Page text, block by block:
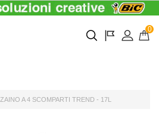
0
ZAINO A 4 SCOMPARTI TREND - 17L